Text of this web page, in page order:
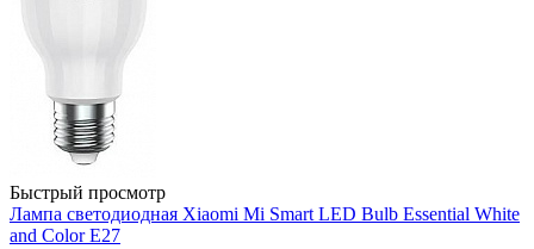
Быстрый просмотр
Лампа светодиодная Xiaomi Mi Smart LED Bulb Essential White
and Color E27